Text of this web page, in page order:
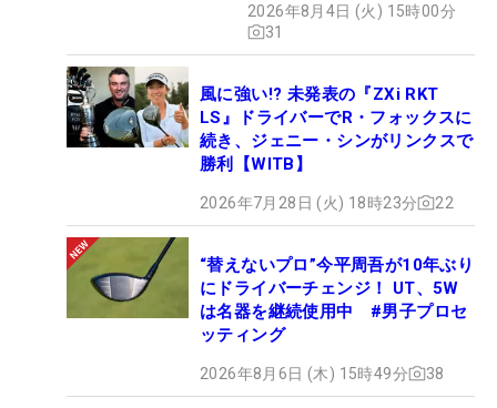
セッティング
2026年8月4日 (火) 15時00分
31
風に強い!? 未発表の『ZXi RKT
LS』ドライバーでR・フォックスに
続き、ジェニー・シンがリンクスで
勝利【WITB】
2026年7月28日 (火) 18時23分 22
“替えないプロ”今平周吾が10年ぶり
にドライバーチェンジ！ UT、5W
は名器を継続使用中 #男子プロセ
ッティング
2026年8月6日 (木) 15時49分 38